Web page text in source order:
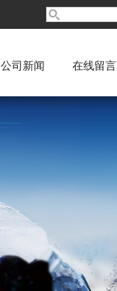
公司新闻 在线留言